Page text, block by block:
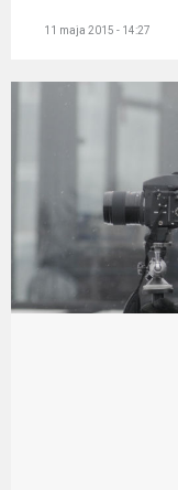
11 maja 2015 - 14:27